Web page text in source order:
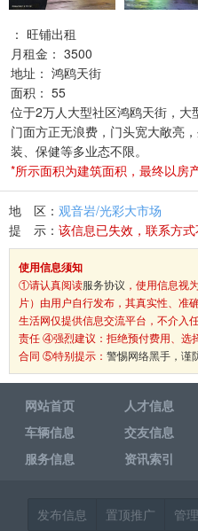
： 旺铺出租
月租金： 3500
地址： 鸿鸥天街
面积： 55
位于2万人大型社区鸿鸥天街，大
门面方正无浪费，门头宽大敞亮
装、保健等多业态不限。
*所示面积为建筑面积，最终以房
地 区： 观音岩/光彩大市场
提 示： 该信息已失效，联系方
使用信息须知
①请认真阅读服务协议 ，使用信息视
片）由用户自行发布，其真实性、
生活网仅提供信息交流平台，不介入
责任 ④强烈建议：拒绝预付费用、选
合同 ⑤特别提示： 警惕网络黑手，谨
网站首页 人才信息
车辆信息
交友信息
服务信息
资讯索引
发布信息 置顶推广 管